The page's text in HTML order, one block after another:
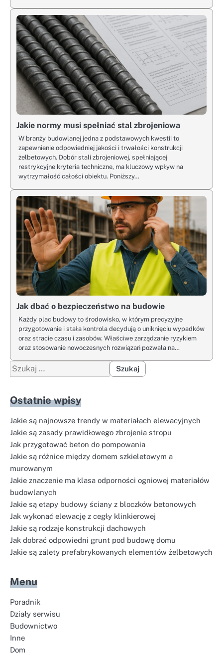
Jakie normy musi spełniać stal zbrojeniowa
W branży budowlanej jedna z podstawowych kwestii to
zapewnienie odpowiedniej jakości i trwałości konstrukcji
żelbetowych. Dobór stali zbrojeniowej, spełniającej
restrykcyjne kryteria techniczne, ma kluczowy wpływ na
wytrzymałość całości obiektu. Poniższy…
Jak dbać o bezpieczeństwo na budowie
Każdy plac budowy to środowisko, w którym precyzyjne
przygotowanie i stała kontrola decydują o uniknięciu wypadków
oraz stracie czasu i zasobów. Właściwe zarządzanie ryzykiem
oraz stosowanie nowoczesnych rozwiązań pozwala na…
Szukaj:
Ostatnie wpisy
Jakie są najnowsze trendy w materiałach elewacyjnych
Jakie są zasady prawidłowego zbrojenia stropu
Jak przygotować beton do pompowania
Jakie są różnice między domem szkieletowym a
murowanym
Jakie znaczenie ma klasa odporności ogniowej materiałów
budowlanych
Jakie są etapy budowy ściany z bloczków betonowych
Jak wykonać elewację z cegły klinkierowej
Jakie są rodzaje konstrukcji dachowych
Jak dobrać odpowiedni grunt pod budowę domu
Jakie są zalety prefabrykowanych elementów żelbetowych
Menu
Poradnik
Działy serwisu
Budownictwo
Inne
Dom